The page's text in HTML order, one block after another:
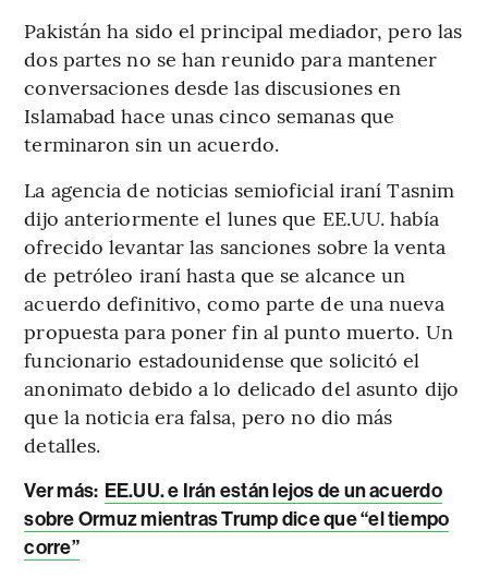
Pakistán ha sido el principal mediador, pero las
dos partes no se han reunido para mantener
conversaciones desde las discusiones en
Islamabad hace unas cinco semanas que
terminaron sin un acuerdo.
La agencia de noticias semioficial iraní Tasnim
dijo anteriormente el lunes que EE.UU. había
ofrecido levantar las sanciones sobre la venta
de petróleo iraní hasta que se alcance un
acuerdo definitivo, como parte de una nueva
propuesta para poner fin al punto muerto. Un
funcionario estadounidense que solicitó el
anonimato debido a lo delicado del asunto dijo
que la noticia era falsa, pero no dio más
detalles.
Ver más: EE.UU. e Irán están lejos de un acuerdo
sobre Ormuz mientras Trump dice que “el tiempo
corre”